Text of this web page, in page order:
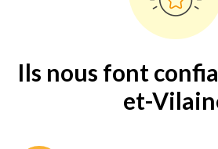
Ils nous font
et-